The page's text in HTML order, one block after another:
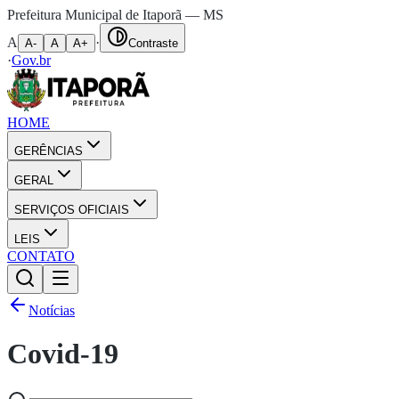
Prefeitura Municipal de Itaporã — MS
A
A- A A+ · Contraste
·Gov.br
HOME
GERÊNCIAS
GERAL
SERVIÇOS OFICIAIS
LEIS
CONTATO
Notícias
Covid-19